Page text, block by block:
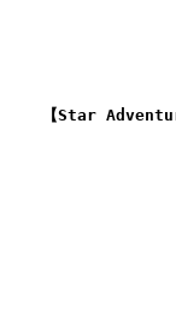
【Star